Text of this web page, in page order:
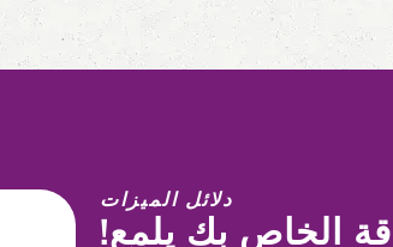
دلائل الميزات
الخاص بك يلمع!